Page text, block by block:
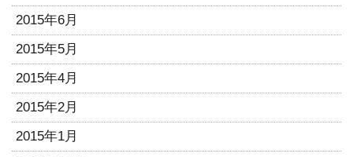
2015年6月
2015年5月
2015年4月
2015年2月
2015年1月